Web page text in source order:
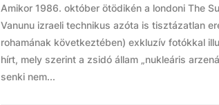
Amikor 1986. október ötödikén a londoni The
Vanunu izraeli technikus azóta is tisztázatlan
rohamának következtében) exkluzív fotókkal
hírt, mely szerint a zsidó állam „nukleáris
senki nem...